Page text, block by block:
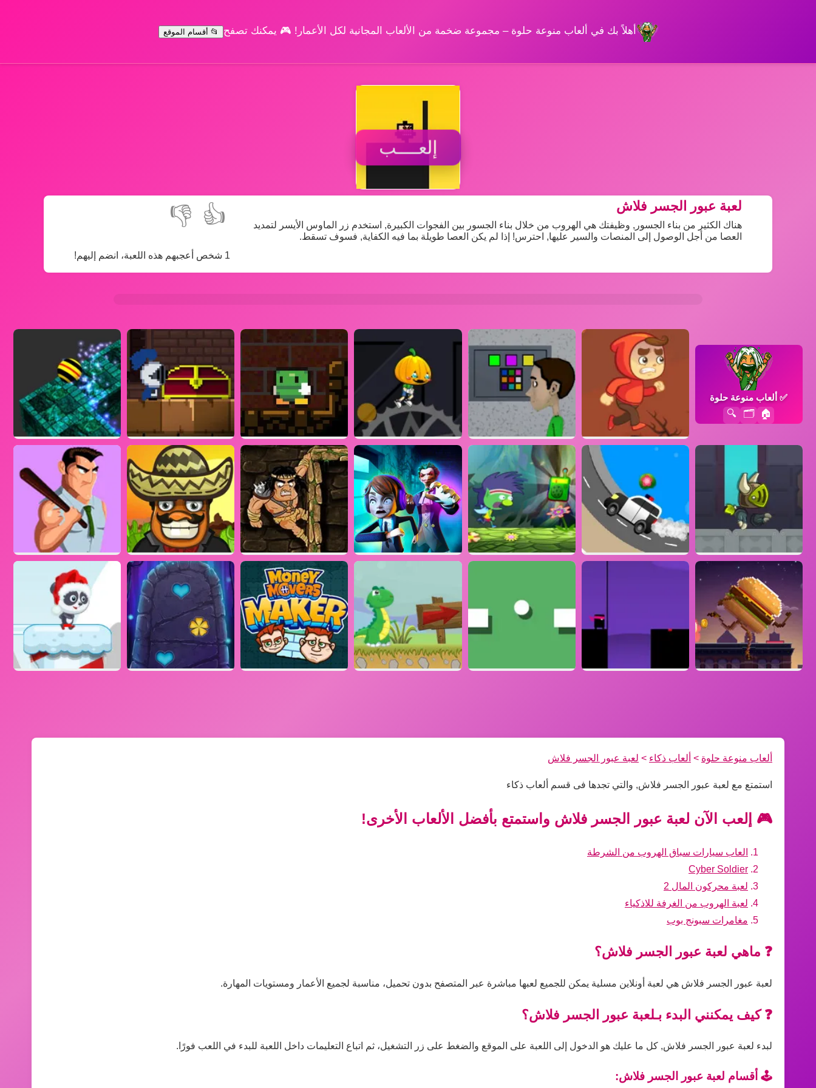
أهلاً بك في ألعاب منوعة حلوة – مجموعة ضخمة من الألعاب المجانية لكل الأعمار! 🎮 يمكنك تصفح 📂 أقسام الموقع
إلعــــب
👍
👎
1 شخص أعجبهم هذه اللعبة، انضم إليهم!
لعبة عبور الجسر فلاش
هناك الكثير من بناء الجسور, وظيفتك هي الهروب من خلال بناء الجسور بين الفجوات الكبيرة, استخدم زر الماوس الأيسر لتمديد
العصا من أجل الوصول إلى المنصات والسير عليها, احترس! إذا لم يكن العصا طويلة بما فيه الكفاية, فسوف تسقط.
✅ألعاب منوعة حلوة
🏠
🗂️
🔍
ألعاب منوعة حلوة > ألعاب ذكاء > لعبة عبور الجسر فلاش
استمتع مع لعبة عبور الجسر فلاش, والتي تجدها فى قسم ألعاب ذكاء
🎮 إلعب الآن لعبة عبور الجسر فلاش واستمتع بأفضل الألعاب الأخرى!
العاب سيارات سباق الهروب من الشرطة
Cyber Soldier
لعبة محركون المال 2
لعبة الهروب من الغرفة للاذكياء
مغامرات سبونج بوب
❓ ماهي لعبة عبور الجسر فلاش؟
لعبة عبور الجسر فلاش هي لعبة أونلاين مسلية يمكن للجميع لعبها مباشرة عبر المتصفح بدون تحميل، مناسبة لجميع الأعمار ومستويات المهارة.
❓ كيف يمكنني البدء بـلعبة عبور الجسر فلاش؟
لبدء لعبة عبور الجسر فلاش, كل ما عليك هو الدخول إلى اللعبة على الموقع والضغط على زر التشغيل، ثم اتباع التعليمات داخل اللعبة للبدء في اللعب فورًا.
🕹️ أقسام لعبة عبور الجسر فلاش: